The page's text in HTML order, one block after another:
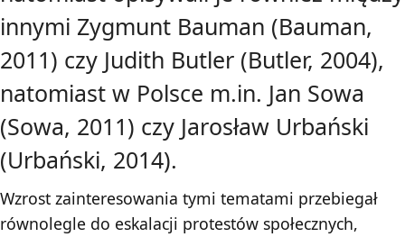
innymi Zygmunt Bauman (Bauman,
2011) czy Judith Butler (Butler, 2004),
natomiast w Polsce m.in. Jan Sowa
(Sowa, 2011) czy Jarosław Urbański
(Urbański, 2014).
Wzrost zainteresowania tymi tematami przebiegał
równolegle do eskalacji protestów społecznych,